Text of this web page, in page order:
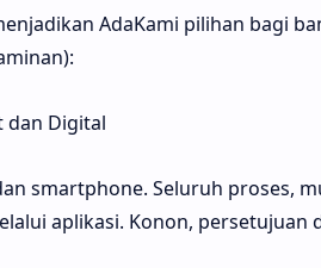
AdaKami pilihan bagi
dan Digital
smartphone. Seluruh proses,
aplikasi. Konon, persetujuan